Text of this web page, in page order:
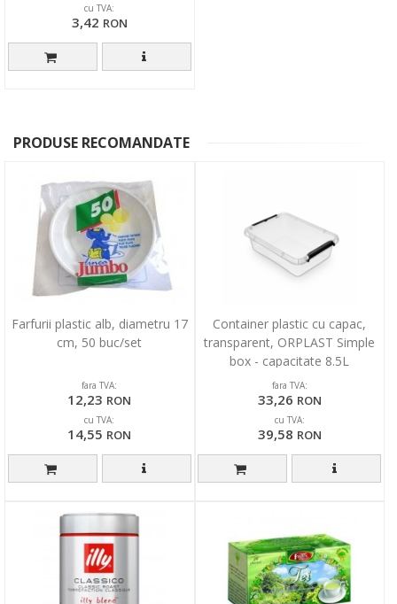
cu TVA:
3,42 RON
PRODUSE RECOMANDATE
Farfurii plastic alb, diametru 17
cm, 50 buc/set
fara TVA:
12,23 RON
cu TVA:
14,55 RON
Container plastic cu capac,
transparent, ORPLAST Simple
box - capacitate 8.5L
fara TVA:
33,26 RON
cu TVA:
39,58 RON